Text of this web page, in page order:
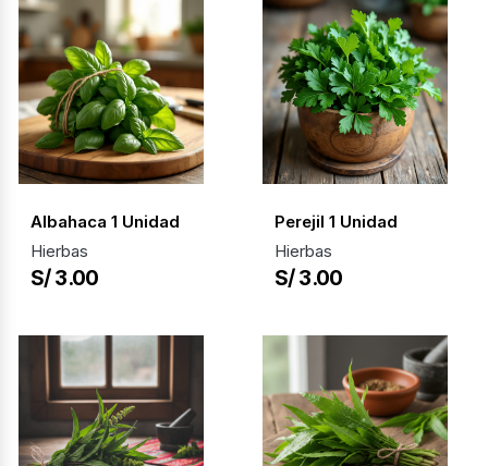
Albahaca 1 Unidad
Hierbas
S/ 3.00
Perejil 1 Unidad
Hierbas
S/ 3.00